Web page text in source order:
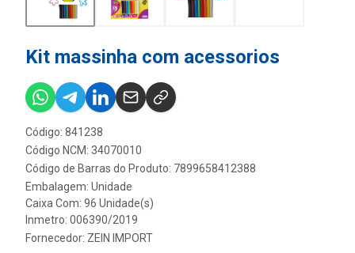
Kit massinha com acessorios
Código: 841238
Código NCM: 34070010
Código de Barras do Produto: 7899658412388
Embalagem: Unidade
Caixa Com: 96 Unidade(s)
Inmetro: 006390/2019
Fornecedor: ZEIN IMPORT